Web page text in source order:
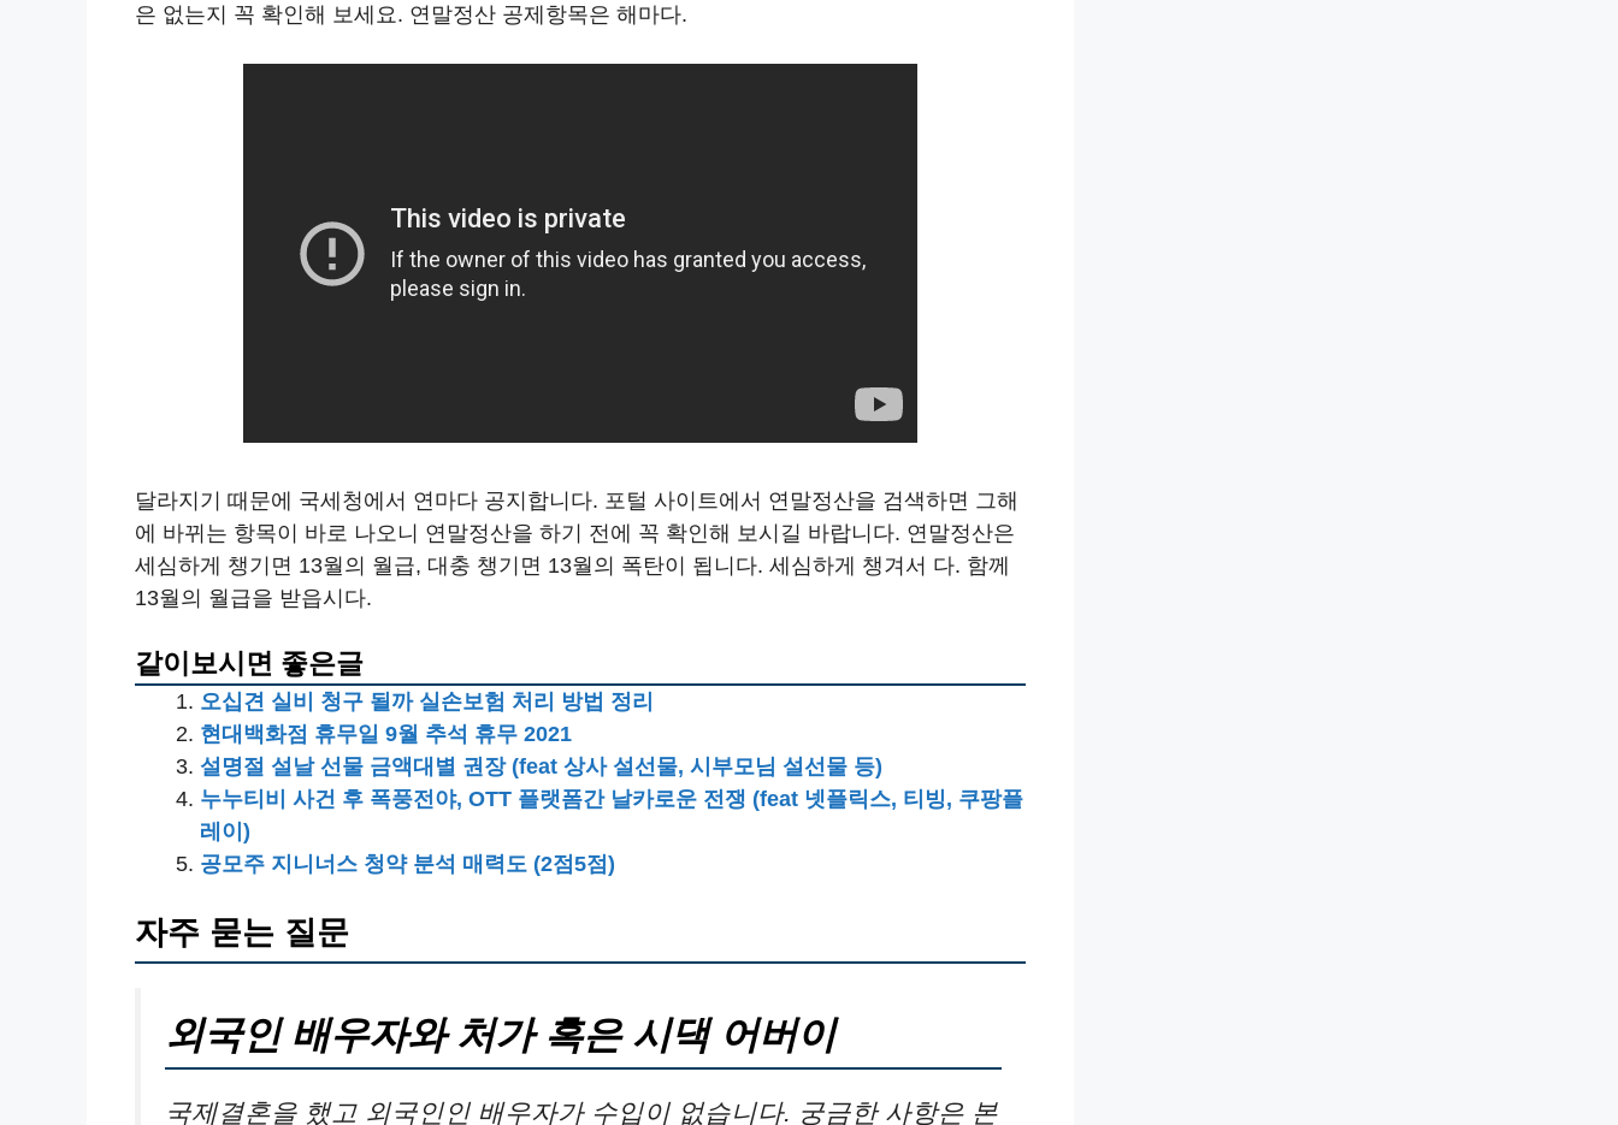
은 없는지 꼭 확인해 보세요. 연말정산 공제항목은 해마다.
달라지기 때문에 국세청에서 연마다 공지합니다. 포털 사이트에서 연말정산을 검색하면 그해
에 바뀌는 항목이 바로 나오니 연말정산을 하기 전에 꼭 확인해 보시길 바랍니다. 연말정산은
세심하게 챙기면 13월의 월급, 대충 챙기면 13월의 폭탄이 됩니다. 세심하게 챙겨서 다. 함께
13월의 월급을 받읍시다.
같이보시면 좋은글
오십견 실비 청구 될까 실손보험 처리 방법 정리
현대백화점 휴무일 9월 추석 휴무 2021
설명절 설날 선물 금액대별 권장 (feat 상사 설선물, 시부모님 설선물 등)
누누티비 사건 후 폭풍전야, OTT 플랫폼간 날카로운 전쟁 (feat 넷플릭스, 티빙, 쿠팡플
레이)
공모주 지니너스 청약 분석 매력도 (2점5점)
자주 묻는 질문
외국인 배우자와 처가 혹은 시댁 어버이
국제결혼을 했고 외국인인 배우자가 수입이 없습니다. 궁금한 사항은 본